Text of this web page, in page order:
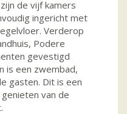
de vijf kamers
ingericht met
Verderop
Podere
gevestigd
is een zwembad,
gasten. Dit is een
van de